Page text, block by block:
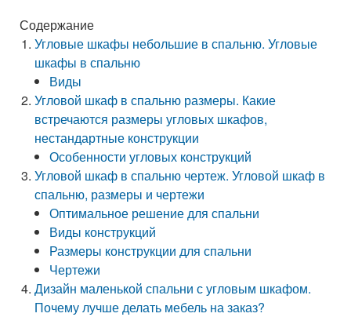
Содержание
Угловые шкафы небольшие в спальню. Угловые
шкафы в спальню
Виды
Угловой шкаф в спальню размеры. Какие
встречаются размеры угловых шкафов,
нестандартные конструкции
Особенности угловых конструкций
Угловой шкаф в спальню чертеж. Угловой шкаф в
спальню, размеры и чертежи
Оптимальное решение для спальни
Виды конструкций
Размеры конструкции для спальни
Чертежи
Дизайн маленькой спальни с угловым шкафом.
Почему лучше делать мебель на заказ?